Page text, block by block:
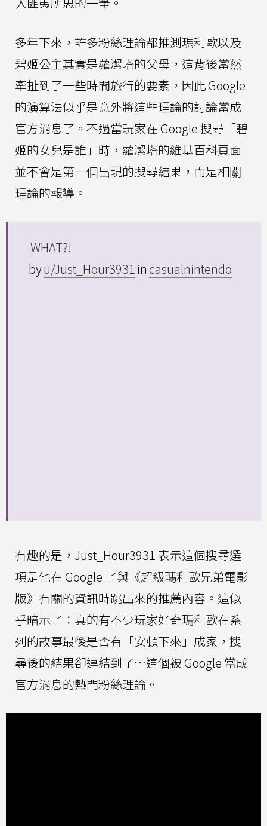
多年下來，許多粉絲理論都推測瑪利歐以及
碧姬公主其實是蘿潔塔的父母，這背後當然
牽扯到了一些時間旅行的要素，因此 Google
的演算法似乎是意外將這些理論的討論當成
官方消息了。不過當玩家在 Google 搜尋「碧
姬的女兒是誰」時，蘿潔塔的維基百科頁面
並不會是第一個出現的搜尋結果，而是相關
理論的報導。
WHAT?!
byu/Just_Hour3931 incasualnintendo
有趣的是，Just_Hour3931 表示這個搜尋選
項是他在 Google 了與《超級瑪利歐兄弟電影
版》有關的資訊時跳出來的推薦內容。這似
乎暗示了：真的有不少玩家好奇瑪利歐在系
列的故事最後是否有「安頓下來」成家，搜
尋後的結果卻連結到了…這個被 Google 當成
官方消息的熱門粉絲理論。